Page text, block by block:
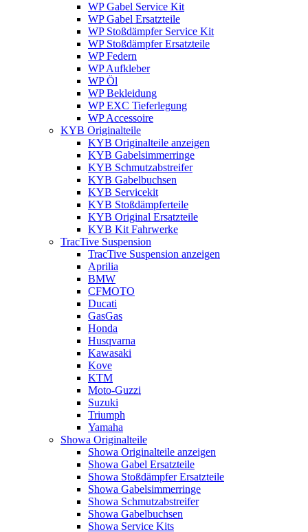
WP Gabel Service Kit
WP Gabel Ersatzteile
WP Stoßdämpfer Service Kit
WP Stoßdämpfer Ersatzteile
WP Federn
WP Aufkleber
WP Öl
WP Bekleidung
WP EXC Tieferlegung
WP Accessoire
KYB Originalteile
KYB Originalteile anzeigen
KYB Gabelsimmerringe
KYB Schmutzabstreifer
KYB Gabelbuchsen
KYB Servicekit
KYB Stoßdämpferteile
KYB Original Ersatzteile
KYB Kit Fahrwerke
TracTive Suspension
TracTive Suspension anzeigen
Aprilia
BMW
CFMOTO
Ducati
GasGas
Honda
Husqvarna
Kawasaki
Kove
KTM
Moto-Guzzi
Suzuki
Triumph
Yamaha
Showa Originalteile
Showa Originalteile anzeigen
Showa Gabel Ersatzteile
Showa Stoßdämpfer Ersatzteile
Showa Gabelsimmerringe
Showa Schmutzabstreifer
Showa Gabelbuchsen
Showa Service Kits